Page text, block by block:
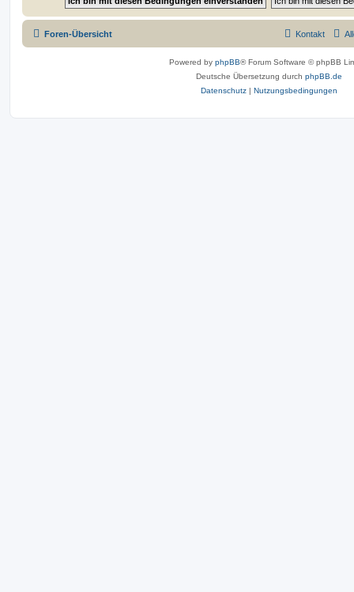
Foren-Übersicht Kontakt
Powered by phpBB® Forum Software © phpBB
Deutsche Übersetzung durch phpBB.de
Datenschutz | Nutzungsbedingungen